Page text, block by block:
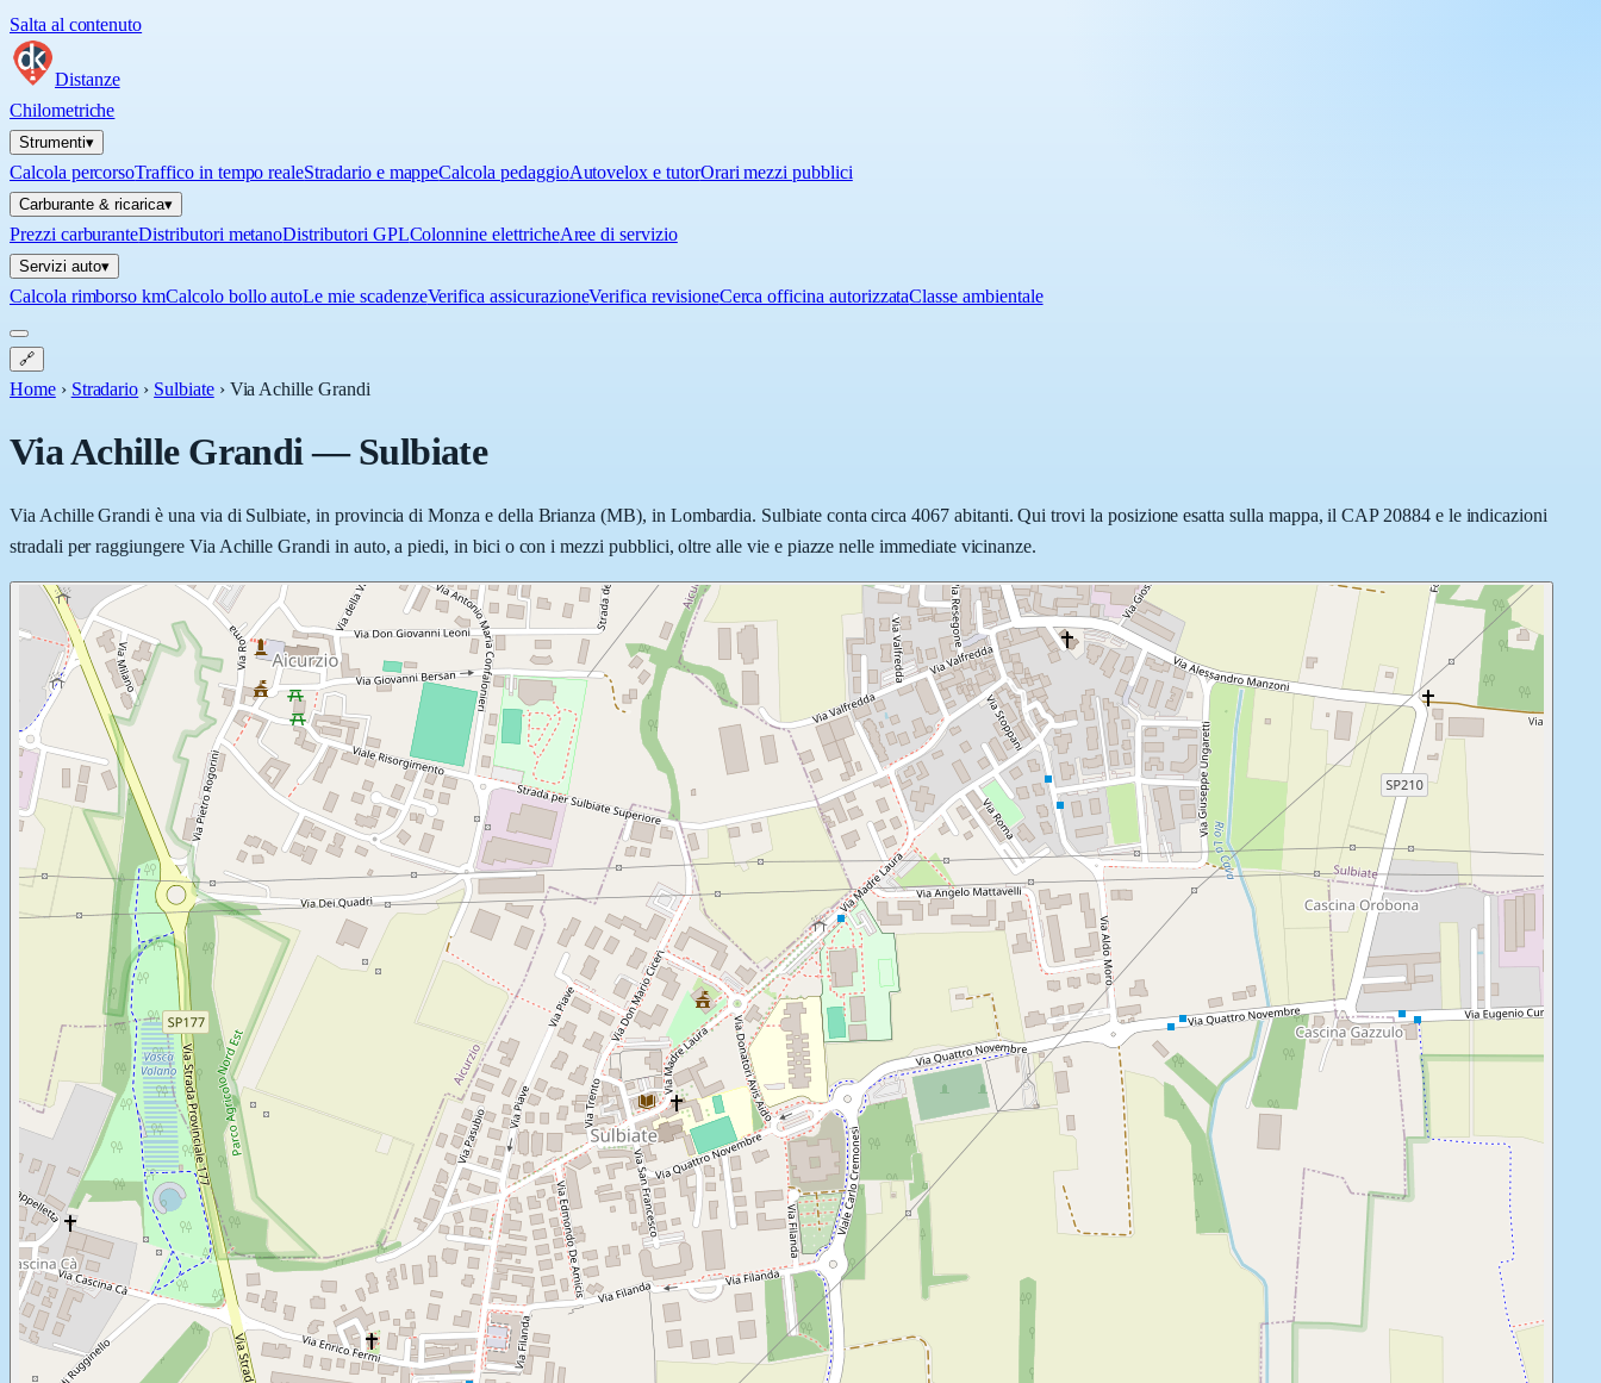
Salta al contenuto
Distanze
Chilometriche
Strumenti▾
Calcola percorsoTraffico in tempo realeStradario e mappeCalcola pedaggioAutovelox e tutorOrari mezzi pubblici
Carburante & ricarica▾
Prezzi carburanteDistributori metanoDistributori GPLColonnine elettricheAree di servizio
Servizi auto▾
Calcola rimborso kmCalcolo bollo autoLe mie scadenzeVerifica assicurazioneVerifica revisioneCerca officina autorizzataClasse ambientale
🔗
Home › Stradario › Sulbiate › Via Achille Grandi
Via Achille Grandi—Sulbiate
Via Achille Grandi è una via di Sulbiate, in provincia di Monza e della Brianza (MB), in Lombardia. Sulbiate conta circa 4067 abitanti. Qui trovi la posizione esatta sulla mappa, il CAP 20884 e le indicazioni
stradali per raggiungere Via Achille Grandi in auto, a piedi, in bici o con i mezzi pubblici, oltre alle vie e piazze nelle immediate vicinanze.